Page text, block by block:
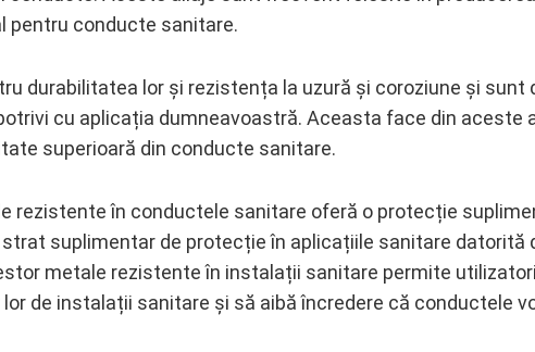
pentru conducte sanitare.
durabilitatea lor și rezistența la uzură și coroziune și sunt
cu aplicația dumneavoastră. Aceasta face din aceste
superioară din conducte sanitare.
rezistente în conductele sanitare oferă o protecție
suplimentar de protecție în aplicațiile sanitare datorită
metale rezistente în instalații sanitare permite
de instalații sanitare și să aibă încredere că conductele